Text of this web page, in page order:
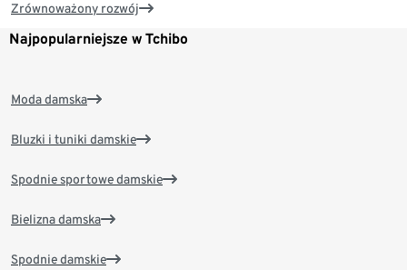
Zrównoważony rozwój
Najpopularniejsze w Tchibo
Moda damska
Bluzki i tuniki damskie
Spodnie sportowe damskie
Bielizna damska
Spodnie damskie